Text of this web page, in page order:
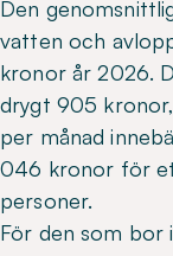
Den
vatten och
kronor år 2026.
drygt 905
per månad
046 kronor för
personer.
För den som bor